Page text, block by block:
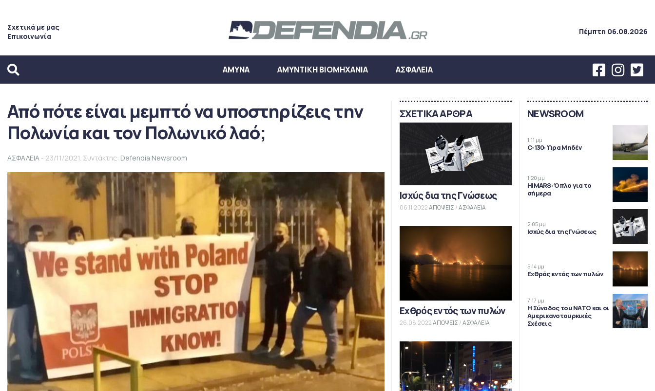
Σχετικά με μας
Επικοινωνία
Πέμπτη 06.08.2026
ΑΜΥΝΑ ΑΜΥΝΤΙΚΗ ΒΙΟΜΗΧΑΝΙΑ ΑΣΦΑΛΕΙΑ
Από πότε είναι μεμπτό να υποστηρίζεις την
Πολωνία και τον Πολωνικό λαό;
ΑΣΦΑΛΕΙΑ - 23/11/2021. Συντάκτης: Defendia Newsroom
ΣΧΕΤΙΚΑ ΑΡΘΡΑ
Ισχύς δια της Γνώσεως
06.11.2022ΑΠΟΨΕΙΣ /ΑΣΦΑΛΕΙΑ
Εχθρός εντός των πυλών
26.08.2022ΑΠΟΨΕΙΣ /ΑΣΦΑΛΕΙΑ
NEWSROOM
1:11 μμ
C-130: Ώρα Μηδέν
1:20 μμ
HIMARS: Όπλο για το
σήμερα
2:05 μμ
Ισχύς δια της Γνώσεως
5:14 μμ
Εχθρός εντός των πυλών
7:17 μμ
Η Σύνοδος του ΝΑΤΟ και οι
Αμερικανοτουρκικές
Σχέσεις